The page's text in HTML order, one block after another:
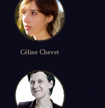
Céline Chevet